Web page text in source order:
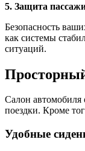
5. Защита
Безопасность
как системы
ситуаций.
Салон автомобиля
поездки. Кроме
Удобные